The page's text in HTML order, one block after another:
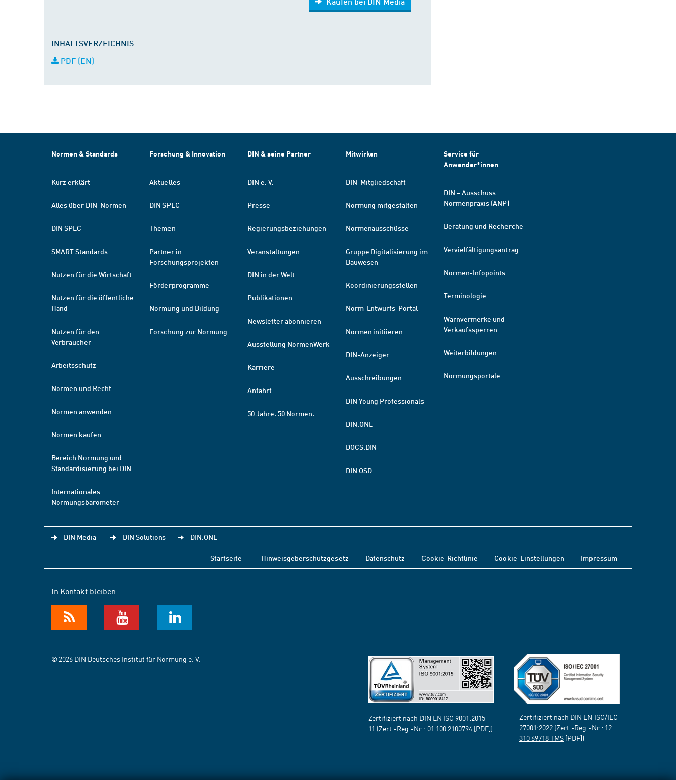
INHALTSVERZEICHNIS
PDF (EN)
Normen & Standards
Kurz erklärt
Alles über DIN-Normen
DIN SPEC
SMART Standards
Nutzen für die Wirtschaft
Nutzen für die öffentliche
Hand
Nutzen für den
Verbraucher
Arbeitsschutz
Normen und Recht
Normen anwenden
Normen kaufen
Bereich Normung und
Standardisierung bei DIN
Internationales
Normungsbarometer
Forschung & Innovation
Aktuelles
DIN SPEC
Themen
Partner in
Forschungsprojekten
Förderprogramme
Normung und Bildung
Forschung zur Normung
DIN & seine Partner
DIN e. V.
Presse
Regierungsbeziehungen
Veranstaltungen
DIN in der Welt
Publikationen
Newsletter abonnieren
Ausstellung NormenWerk
Karriere
Anfahrt
50 Jahre. 50 Normen.
Mitwirken
DIN-Mitgliedschaft
Normung mitgestalten
Normenausschüsse
Gruppe Digitalisierung im
Bauwesen
Koordinierungsstellen
Norm-Entwurfs-Portal
Normen initiieren
DIN-Anzeiger
Ausschreibungen
DIN Young Professionals
DIN.ONE
DOCS.DIN
DIN OSD
Service für
Anwender*innen
DIN – Ausschuss
Normenpraxis (ANP)
Beratung und Recherche
Vervielfältigungsantrag
Normen-Infopoints
Terminologie
Warnvermerke und
Verkaufssperren
Weiterbildungen
Normungsportale
DIN Media DIN Solutions DIN.ONE
Startseite Hinweisgeberschutzgesetz Datenschutz Cookie-Richtlinie Cookie-Einstellungen Impressum
In Kontakt bleiben
© 2026 DIN Deutsches Institut für Normung e. V.
Zertifiziert nach DIN EN ISO 9001:2015-
11 (Zert.-Reg.-Nr.: 01 100 2100794 [PDF])
Zertifiziert nach DIN EN ISO/IEC
27001:2022 (Zert.-Reg.-Nr.: 12
310 69718 TMS [PDF])